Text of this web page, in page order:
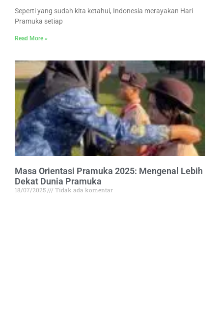
Seperti yang sudah kita ketahui, Indonesia merayakan Hari
Pramuka setiap
Read More »
Masa Orientasi Pramuka 2025: Mengenal Lebih
Dekat Dunia Pramuka
18/07/2025
Tidak ada komentar